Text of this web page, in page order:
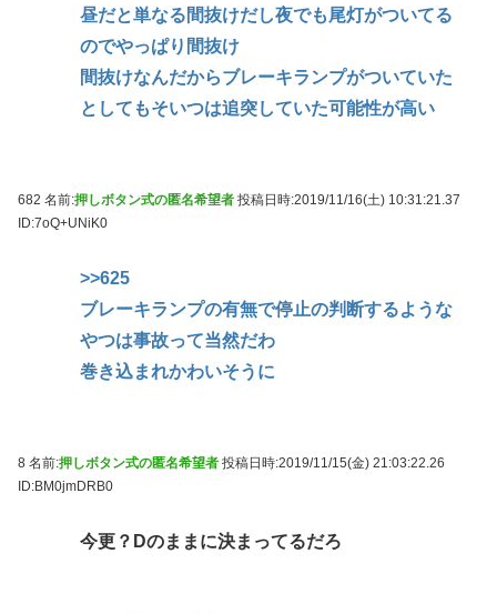
昼だと単なる間抜けだし夜でも尾灯がついてる
のでやっぱり間抜け
間抜けなんだからブレーキランプがついていた
としてもそいつは追突していた可能性が高い
682 名前:押しボタン式の匿名希望者 投稿日時:2019/11/16(土) 10:31:21.37
ID:7oQ+UNiK0
>>625
ブレーキランプの有無で停止の判断するような
やつは事故って当然だわ
巻き込まれかわいそうに
8 名前:押しボタン式の匿名希望者 投稿日時:2019/11/15(金) 21:03:22.26
ID:BM0jmDRB0
今更？Dのままに決まってるだろ